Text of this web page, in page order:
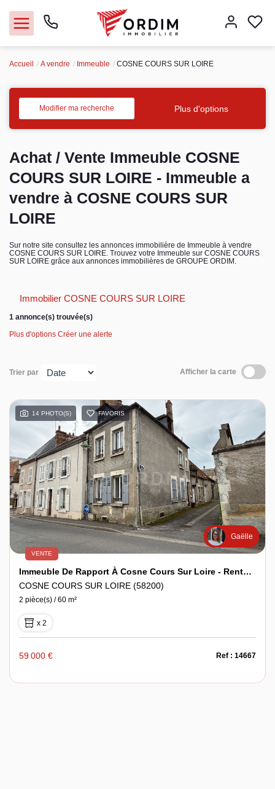
Acheter
Vendre
Immobilier pro
Faire gérer
Espace client
Accueil A vendre Immeuble COSNE COURS SUR LOIRE
Modifier ma recherche Plus d'options
Achat / Vente Immeuble COSNE
COURS SUR LOIRE - Immeuble a
vendre à COSNE COURS SUR
LOIRE
Sur notre site consultez les annonces immobilière de Immeuble à vendre
COSNE COURS SUR LOIRE. Trouvez votre Immeuble sur COSNE COURS
SUR LOIRE grâce aux annonces immobilières de GROUPE ORDIM.
Immobilier COSNE COURS SUR LOIRE
1 annonce(s) trouvée(s)
Plus d'options Créer une alerte
Trier par Afficher la carte
14 PHOTO(S) FAVORIS
Gaëlle
VENTE
Immeuble De Rapport À Cosne Cours Sur Loire - Rentabilité Brute Actuelle De 8 %
COSNE COURS SUR LOIRE (58200)
2 pièce(s) / 60 m²
x 2
59 000 € Ref : 14667